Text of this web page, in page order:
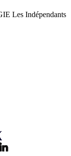
Les Indépendants